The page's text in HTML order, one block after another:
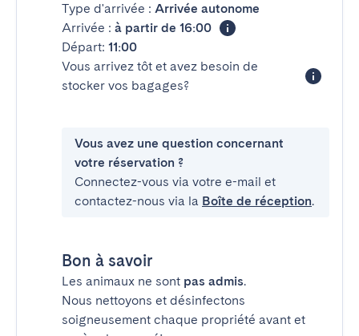
Type d'arrivée : Arrivée autonome
Arrivée : à partir de 16:00
Départ: 11:00
Vous arrivez tôt et avez besoin de
stocker vos bagages?
Vous avez une question concernant
votre réservation ?
Connectez-vous via votre e-mail et
contactez-nous via la Boîte de réception.
Bon à savoir
Les animaux ne sont pas admis.
Nous nettoyons et désinfectons
soigneusement chaque propriété avant et